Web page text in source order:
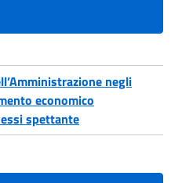
negli
economico
spettante